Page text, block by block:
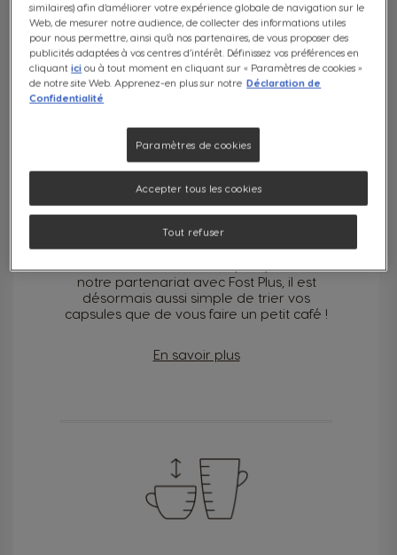
Latte et
Cappuccino
Thé
Boisson
chocolatée
Voir toutes les boissons
Toutes les capsules de NESCAFÉ Dolce
Gusto vont dans sac bleu (PMC). Grâce à
notre partenariat avec Fost Plus, il est
désormais aussi simple de trier vos
capsules que de vous faire un petit café !
En savoir plus
similaires) afin d’améliorer votre expérience globale de navigation sur le
Web, de mesurer notre audience, de collecter des informations utiles
pour nous permettre, ainsi qu’à nos partenaires, de vous proposer des
publicités adaptées à vos centres d’intérêt. Définissez vos préférences en
cliquantici ou à tout moment en cliquant sur « Paramètres de cookies »
de notre site Web. Apprenez-en plus sur notre Déclaration de
Confidentialité
Paramètres de cookies
Tout refuser
Accepter tous les cookies